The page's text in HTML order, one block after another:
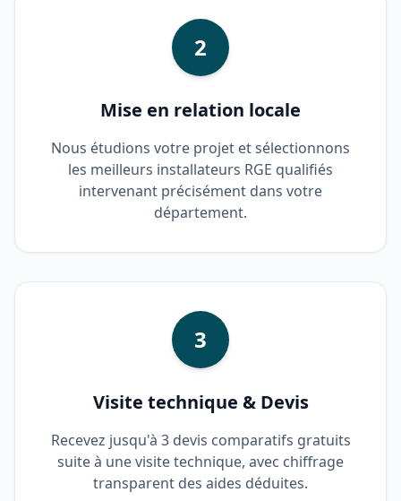
2
Mise en relation locale
Nous étudions votre projet et sélectionnons
les meilleurs installateurs RGE qualifiés
intervenant précisément dans votre
département.
3
Visite technique & Devis
Recevez jusqu'à 3 devis comparatifs gratuits
suite à une visite technique, avec chiffrage
transparent des aides déduites.